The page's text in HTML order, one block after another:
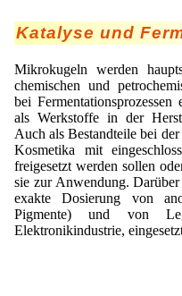
Katalyse und
Mikrokugeln werden
chemischen und
bei
als Werkstoffe in der
Auch als Bestandteile bei
Kosmetika mit
freigesetzt werden sollen
sie zur Anwendung.
exakte Dosierung von
Pigmente) und von
Elektronikindustrie,